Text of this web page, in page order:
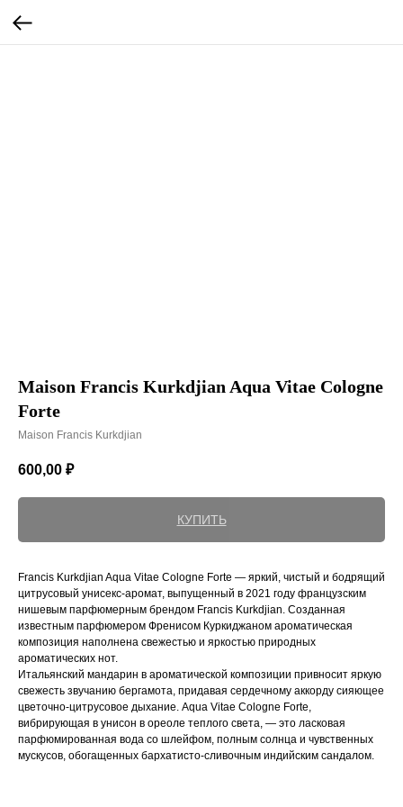
Maison Francis Kurkdjian Aqua Vitae Cologne
Forte
Maison Francis Kurkdjian
600,00 ₽
КУПИТЬ
Francis Kurkdjian Aqua Vitae Cologne Forte — яркий, чистый и бодрящий
цитрусовый унисекс-аромат, выпущенный в 2021 году французским
нишевым парфюмерным брендом Francis Kurkdjian. Созданная
известным парфюмером Френисом Куркиджаном ароматическая
композиция наполнена свежестью и яркостью природных
ароматических нот.
Итальянский мандарин в ароматической композиции привносит яркую
свежесть звучанию бергамота, придавая сердечному аккорду сияющее
цветочно-цитрусовое дыхание. Aqua Vitae Cologne Forte,
вибрирующая в унисон в ореоле теплого света, — это ласковая
парфюмированная вода со шлейфом, полным солнца и чувственных
мускусов, обогащенных бархатисто-сливочным индийским сандалом.